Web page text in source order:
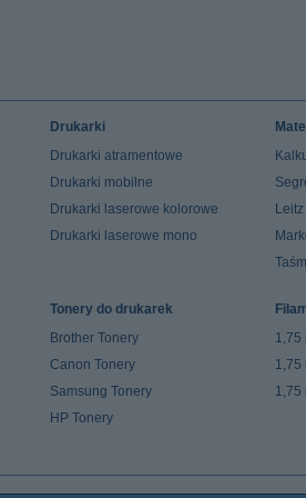
Drukarki
Drukarki atramentowe
Drukarki mobilne
Drukarki laserowe kolorowe
Drukarki laserowe mono
Tonery do drukarek
Brother Tonery
Canon Tonery
Samsung Tonery
HP Tonery
1,75
1,75
1,75